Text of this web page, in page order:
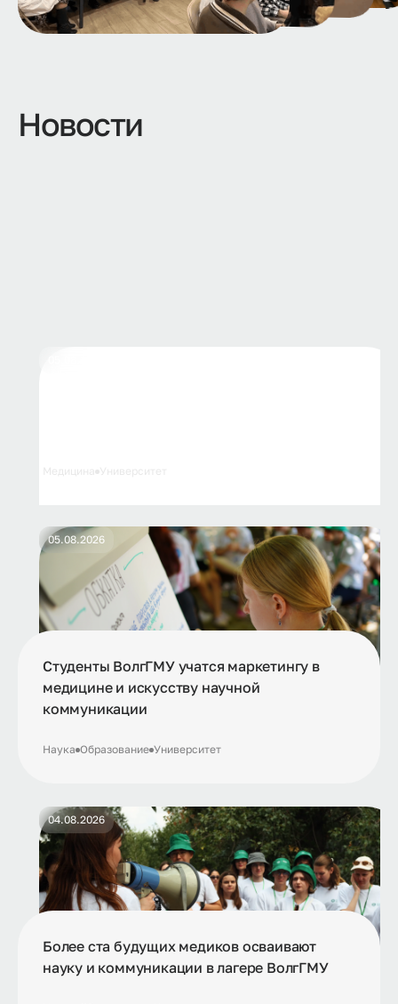
Новости
05.08.2026
Студенты ВолгГМУ учатся маркетингу в
медицине и искусству научной
коммуникации
Наука Образование Университет
04.08.2026
Более ста будущих медиков осваивают
науку и коммуникации в лагере ВолгГМУ